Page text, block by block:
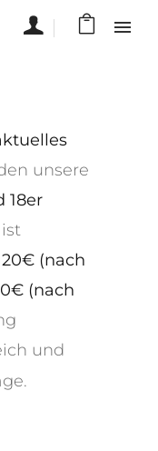
unsere
18er
(nach
(nach
und
.